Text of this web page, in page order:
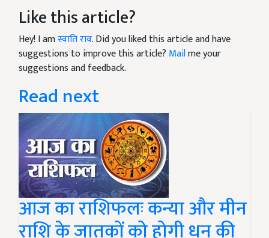
Like this article?
Hey! I amस्वाति राव. Did you liked this article and have
suggestions to improve this article? Mailme your
suggestions and feedback.
Read next
आज का राशिफलः कन्या और मीन